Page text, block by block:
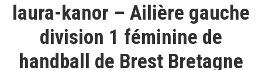
laura-kanor – Ailière gauche
division 1 féminine de
handball de Brest Bretagne